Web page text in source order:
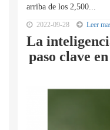
arriba de los 2,500...
2022-09-28 Leer
La
paso clave